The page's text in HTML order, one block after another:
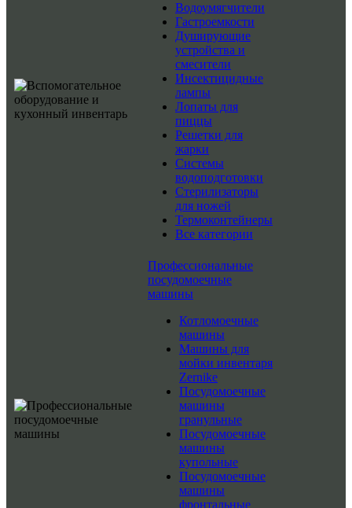
Водоумягчители
Гастроемкости
Душирующие
устройства и
смесители
Инсектицидные
лампы
Лопаты для
пиццы
Решетки для
жарки
Системы
водоподготовки
Стерилизаторы
для ножей
Термоконтейнеры
Все категории
Профессиональные
посудомоечные
машины
Котломоечные
машины
Машины для
мойки инвентаря
Zernike
Посудомоечные
машины
гранульные
Посудомоечные
машины
купольные
Посудомоечные
машины
фронтальные